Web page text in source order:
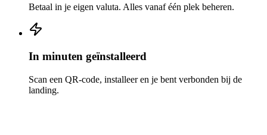
Betaal in je eigen valuta. Alles vanaf één plek beheren.
In minuten geïnstalleerd
Scan een QR-code, installeer en je bent verbonden bij de
landing.